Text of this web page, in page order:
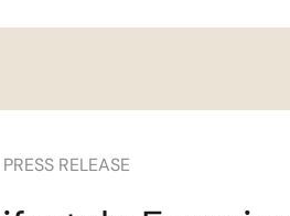
PRESS RELEASE